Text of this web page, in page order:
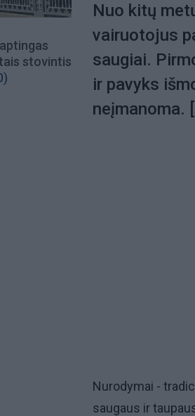
stovintis
Nuo kitų
vairuotojus
saugiai.
ir pavyks
neįmanoma.
Nurodymai -
saugaus ir